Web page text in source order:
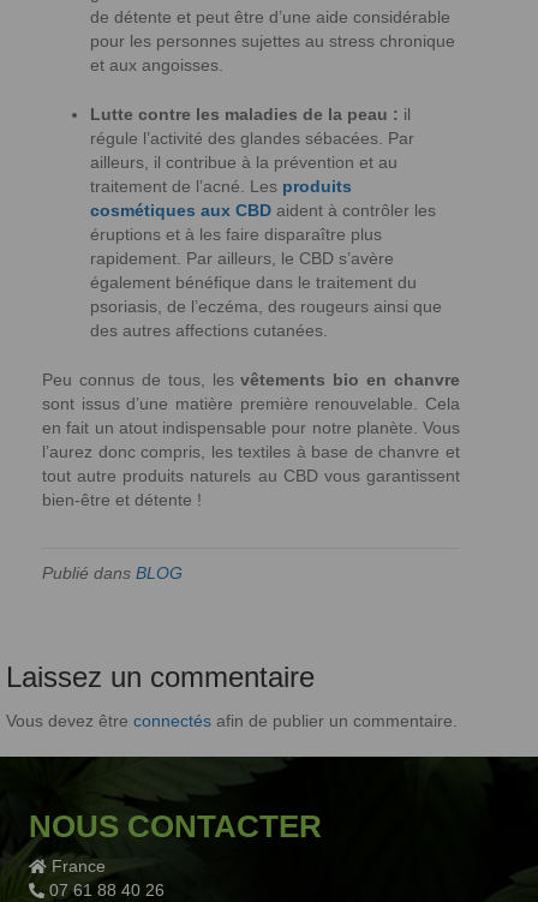
de détente et peut être d’une aide considérable
pour les personnes sujettes au stress chronique
et aux angoisses.
Lutte contre les maladies de la peau : il
régule l’activité des glandes sébacées. Par
ailleurs, il contribue à la prévention et au
traitement de l’acné. Les produits
cosmétiques aux CBD aident à contrôler les
éruptions et à les faire disparaître plus
rapidement. Par ailleurs, le CBD s’avère
également bénéfique dans le traitement du
psoriasis, de l’eczéma, des rougeurs ainsi que
des autres affections cutanées.
Peu connus de tous, lesvêtements bio en chanvre
sont issus d’une matière première renouvelable. Cela
en fait un atout indispensable pour notre planète. Vous
l’aurez donc compris, les textiles à base de chanvre et
tout autre produits naturels au CBD vous garantissent
bien-être et détente !
Publié dans BLOG
Laissez un commentaire
Vous devez être connectés afin de publier un commentaire.
NOUS CONTACTER
France
07 61 88 40 26